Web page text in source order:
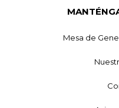
Mesa de